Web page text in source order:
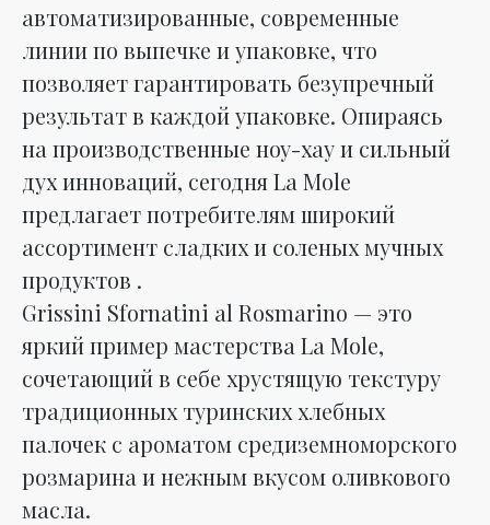
автоматизированные, современные
линии по выпечке и упаковке, что
позволяет гарантировать безупречный
результат в каждой упаковке. Опираясь
на производственные ноу-хау и сильный
дух инноваций, сегодня La Mole
предлагает потребителям широкий
ассортимент сладких и соленых мучных
продуктов .
Grissini Sfornatini al Rosmarino — это
яркий пример мастерства La Mole,
сочетающий в себе хрустящую текстуру
традиционных туринских хлебных
палочек с ароматом средиземноморского
розмарина и нежным вкусом оливкового
масла.